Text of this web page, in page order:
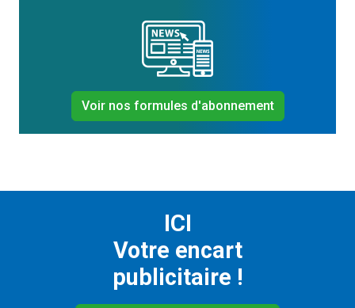
Voir nos formules d'abonnement
ICI
Votre encart
publicitaire !